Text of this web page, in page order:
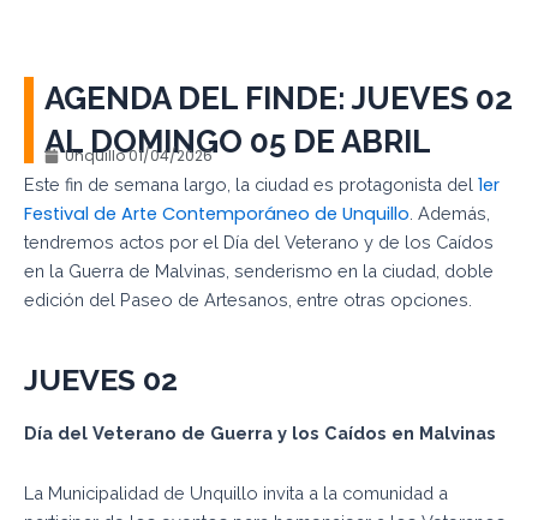
AGENDA DEL FINDE: JUEVES 02
AL DOMINGO 05 DE ABRIL
Unquillo01/04/2026
Este fin de semana largo, la ciudad es protagonista del 1er
Festival de Arte Contemporáneo de Unquillo . Además,
tendremos actos por el Día del Veterano y de los Caídos
en la Guerra de Malvinas, senderismo en la ciudad, doble
edición del Paseo de Artesanos, entre otras opciones.
JUEVES 02
Día del Veterano de Guerra y los Caídos en Malvinas
La Municipalidad de Unquillo invita a la comunidad a